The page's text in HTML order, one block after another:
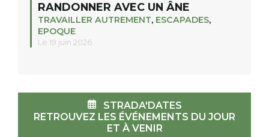
RANDONNER AVEC UN ÂNE
TRAVAILLER AUTREMENT, ESCAPADES,
EPOQUE
Le 19 juin 2026
STRADA'DATES
RETROUVEZ LES ÉVÉNEMENTS DU JOUR
ET À VENIR